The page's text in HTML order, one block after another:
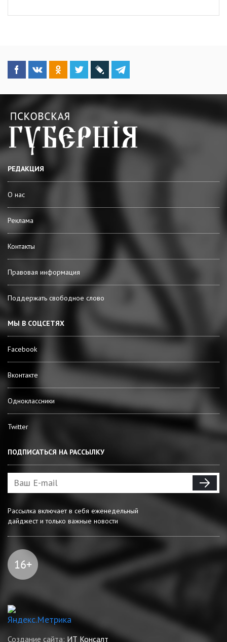
РЕДАКЦИЯ
О нас
Реклама
Контакты
Правовая информация
Поддержать свободное слово
МЫ В СОЦСЕТЯХ
Facebook
Вконтакте
Одноклассники
Twitter
ПОДПИСАТЬСЯ НА РАССЫЛКУ
Рассылка включает в себя еженедельный
дайджест и только важные новости
Создание сайта: ИТ Консалт